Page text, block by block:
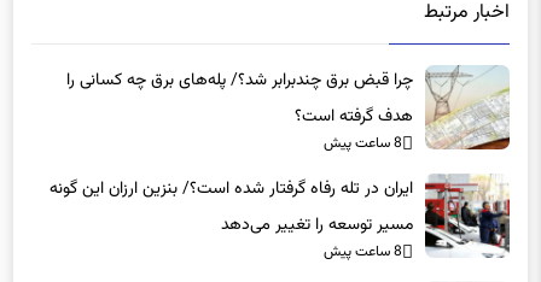
چرا قبض برق چندبرابر شد؟/ پله‌های برق چه کسانی را
هدف گرفته است؟
ایران در تله رفاه گرفتار شده است؟/ بنزین ارزان این گونه
مسیر توسعه را تغییر می‌دهد
سرپرستان خانوار بخوانند/ زمان شارژ کالابرگ برخی